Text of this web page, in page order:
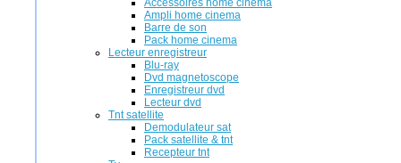
Accessoires home cinema
Ampli home cinema
Barre de son
Pack home cinema
Lecteur enregistreur
Blu-ray
Dvd magnetoscope
Enregistreur dvd
Lecteur dvd
Tnt satellite
Demodulateur sat
Pack satellite & tnt
Recepteur tnt